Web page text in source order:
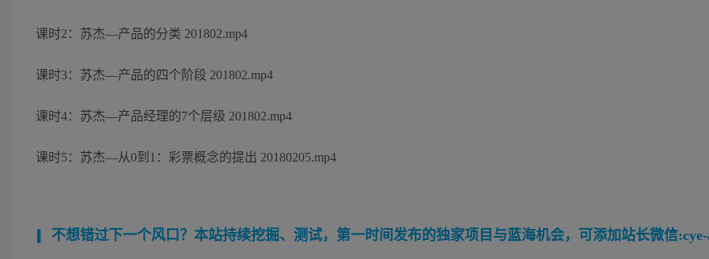
课时2：苏杰—产品的分类 201802.mp4
课时3：苏杰—产品的四个阶段 201802.mp4
课时4：苏杰—产品经理的7个层级 201802.mp4
课时5：苏杰—从0到1：彩票概念的提出 20180205.mp4
不想错过下一个风口？本站持续挖掘、测试，第一时间发布的独家项目与蓝海机会，可添加站长微信